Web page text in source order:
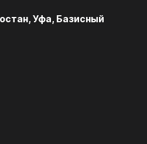
Уфа, Базисный